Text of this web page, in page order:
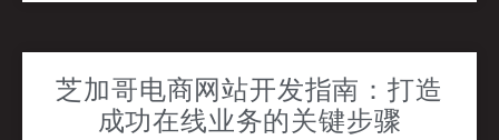
芝加哥电商网站开发指南：打造
成功在线业务的关键步骤